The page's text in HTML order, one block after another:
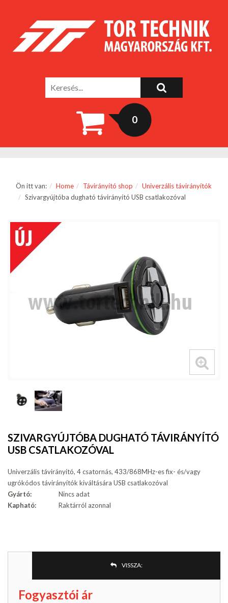
0
Ön itt van: Home Távirányító shop
Univerzális távirányítók
Szivargyújtóba dugható távirányító USB csatlakozóval
SZIVARGYÚJTÓBA DUGHATÓ TÁVIRÁNYÍTÓ
USB CSATLAKOZÓVAL
Univerzális távirányító, 4 csatornás, 433/868MHz-es fix- és/vagy
ugrókódos távirányítók kiváltására USB csatlakozóval
Gyártó:
Nincs adat
Kapható:
Raktárról azonnal
VISSZA:
Fogyasztói ár